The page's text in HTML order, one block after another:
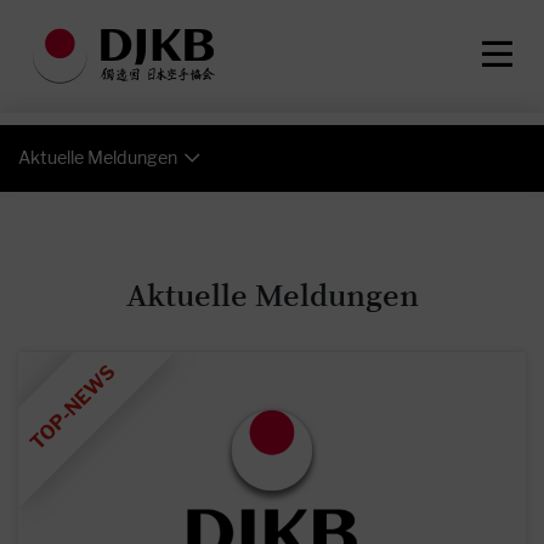
Aktuelle Meldungen
Aktuelle Meldungen